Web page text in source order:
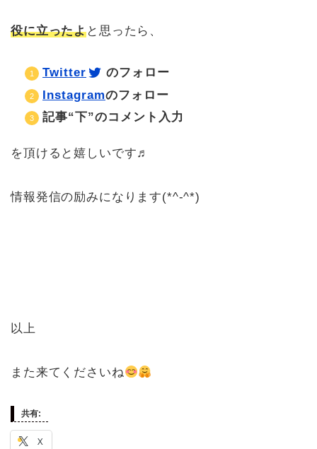
役に立ったよと思ったら、
Twitter
のフォロー
Instagramのフォロ ー
記事“下”のコメント入力
を頂けると嬉しいです♬
情報発信の励みになります(*^-^*)
以上
また来てくださいね
共有:
X